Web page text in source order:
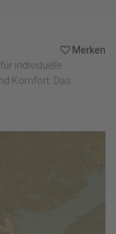
Merken
individuelle
Komfort. Das